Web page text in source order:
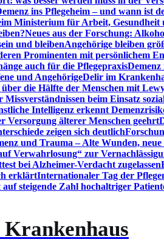
ins Pflegeheim – und wann ist
Ministerium für Arbeit, Gesundheit
Neues aus der Forschung:
und bleibenAngehörige bleiben
Prominenten mit persönlichem
auch für die Pflegepraxis
und AngehörigeDelir im
die Hälfte der Menschen mit
beim Einsatz
Intelligenz erkennt
Versorgung älterer Menschen geehrt
zeigen sich deutlich
und Trauma – Alte Wunden,
Verwahrlosung“ zur
bei Alzheimer-Verdacht zugelassen
erklärtInternationaler Tag der
steigende Zahl hochaltriger